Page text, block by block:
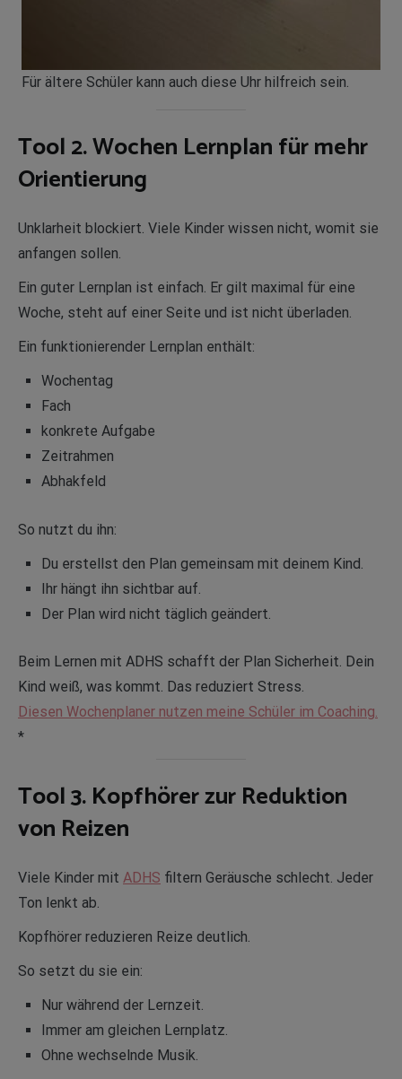
Für ältere Schüler kann auch diese Uhr hilfreich sein.
Tool 2. Wochen Lernplan für mehr
Orientierung
Unklarheit blockiert. Viele Kinder wissen nicht, womit sie
anfangen sollen.
Ein guter Lernplan ist einfach. Er gilt maximal für eine
Woche, steht auf einer Seite und ist nicht überladen.
Ein funktionierender Lernplan enthält:
Wochentag
Fach
konkrete Aufgabe
Zeitrahmen
Abhakfeld
So nutzt du ihn:
Du erstellst den Plan gemeinsam mit deinem Kind.
Ihr hängt ihn sichtbar auf.
Der Plan wird nicht täglich geändert.
Beim Lernen mit ADHS schafft der Plan Sicherheit. Dein
Kind weiß, was kommt. Das reduziert Stress.
Diesen Wochenplaner nutzen meine Schüler im Coaching.
*
Tool 3. Kopfhörer zur Reduktion
von Reizen
Viele Kinder mit ADHS filtern Geräusche schlecht. Jeder
Ton lenkt ab.
Kopfhörer reduzieren Reize deutlich.
So setzt du sie ein:
Nur während der Lernzeit.
Immer am gleichen Lernplatz.
Ohne wechselnde Musik.